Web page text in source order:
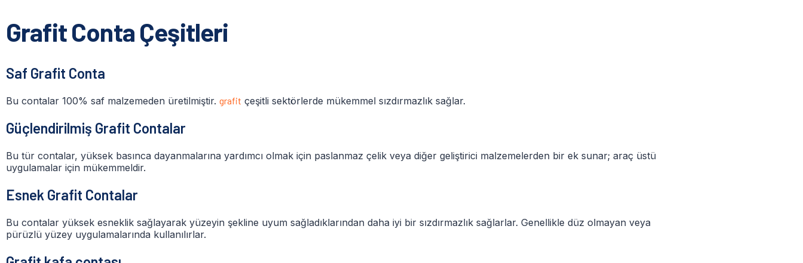
Grafit Conta Çeşitleri
Saf Grafit Conta
Bu contalar 100% saf malzemeden üretilmiştir. grafit çeşitli sektörlerde mükemmel sızdırmazlık sağlar.
Güçlendirilmiş Grafit Contalar
Bu tür contalar, yüksek basınca dayanmalarına yardımcı olmak için paslanmaz çelik veya diğer geliştirici malzemelerden bir ek sunar; araç üstü
uygulamalar için mükemmeldir.
Esnek Grafit Contalar
Bu contalar yüksek esneklik sağlayarak yüzeyin şekline uyum sağladıklarından daha iyi bir sızdırmazlık sağlarlar. Genellikle düz olmayan veya
pürüzlü yüzey uygulamalarında kullanılırlar.